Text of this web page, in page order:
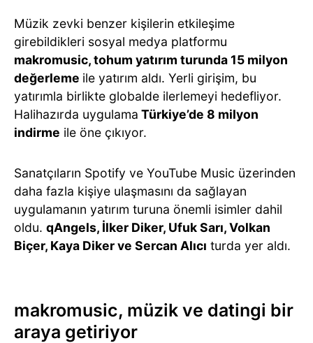
Müzik zevki benzer kişilerin etkileşime
girebildikleri sosyal medya platformu
makromusic, tohum yatırım turunda 15 milyon
değerleme ile yatırım aldı. Yerli girişim, bu
yatırımla birlikte globalde ilerlemeyi hedefliyor.
Halihazırda uygulama Türkiye’de 8 milyon
indirme ile öne çıkıyor.
Sanatçıların Spotify ve YouTube Music üzerinden
daha fazla kişiye ulaşmasını da sağlayan
uygulamanın yatırım turuna önemli isimler dahil
oldu. qAngels, İlker Diker, Ufuk Sarı, Volkan
Biçer, Kaya Diker ve Sercan Alıcı turda yer aldı.
makromusic, müzik ve datingi bir
araya getiriyor